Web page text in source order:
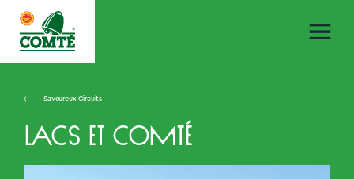
Savoureux Circuits
Lacs et Comté